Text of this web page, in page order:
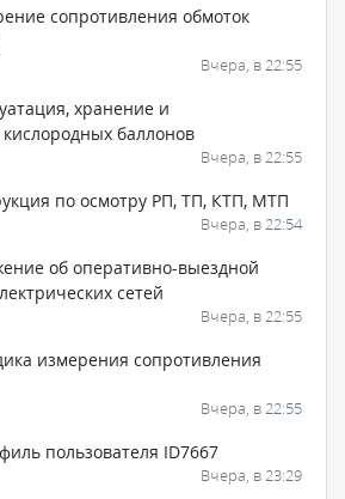
сопротивления обмоток
Вчера, в 22:55
хранение и
баллонов
Вчера, в 22:55
по осмотру РП, ТП, КТП, МТП
Вчера, в 22:54
об оперативно-выездной
сетей
Вчера, в 22:55
измерения сопротивления
Вчера, в 22:55
пользователя ID7667
Вчера, в 23:29